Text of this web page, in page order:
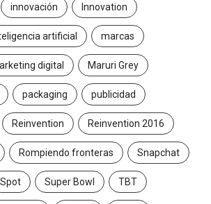
innovación Innovation
artificial marcas
digital Maruri Grey
packaging publicidad
Reinvention Reinvention 2016
Rompiendo fronteras Snapchat
Spot Super Bowl TBT